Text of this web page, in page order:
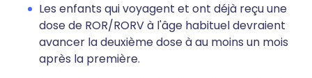
Les enfants qui voyagent et ont déjà reçu une
dose de ROR/RORV à l'âge habituel devraient
avancer la deuxième dose à au moins un mois
après la première.